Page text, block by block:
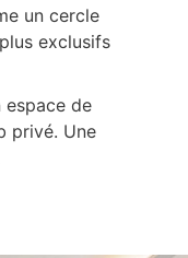
un cercle
exclusifs
espace de
privé. Une